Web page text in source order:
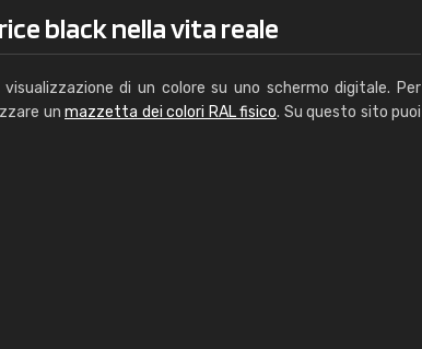
black nella vita reale
di un colore su uno schermo digitale. Per
un mazzetta dei colori RAL fisico. Su questo sito puoi